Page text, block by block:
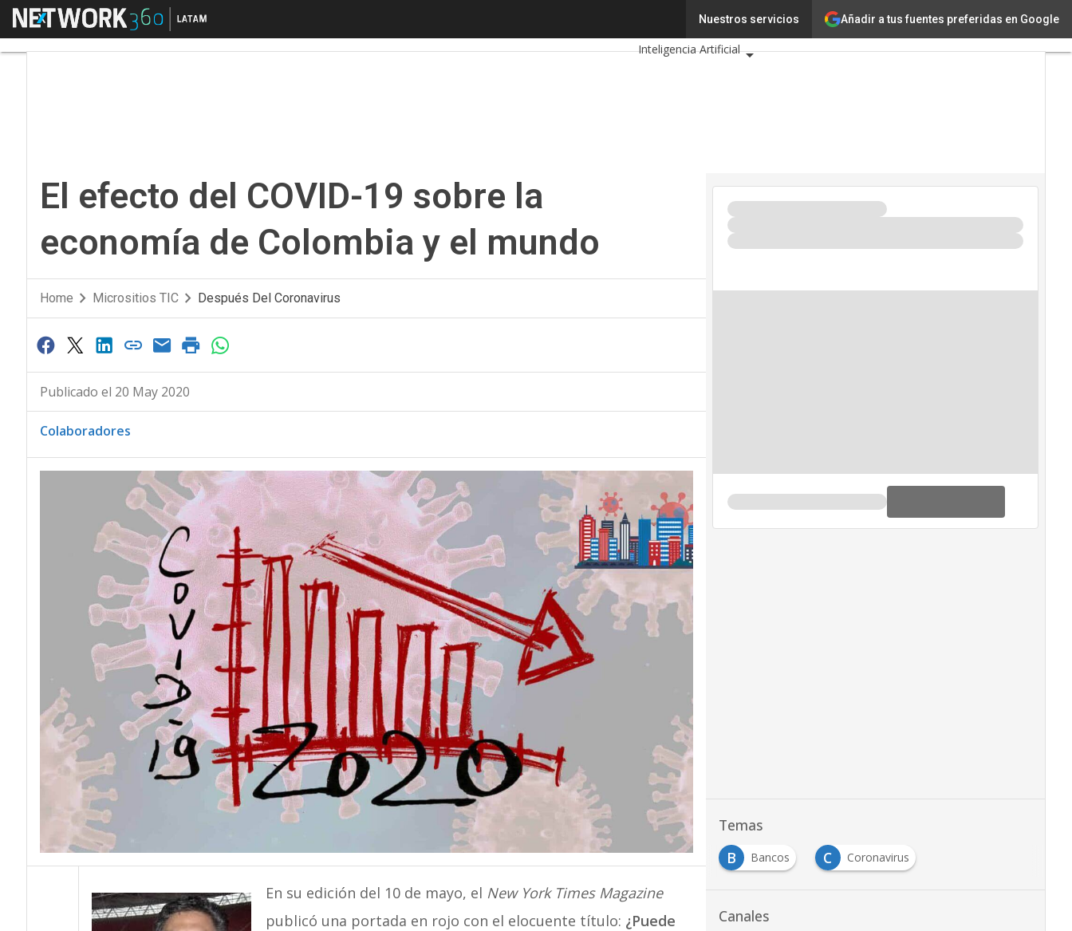
Añadir a tus fuentes preferidas en Google
Nuestros servicios
Menú Innovación
Ciencia
Inteligencia Artificial
El efecto del COVID-19 sobre la
economía de Colombia y el mundo
Home Micrositios TIC Después Del Coronavirus
Publicado el 20 May 2020
Colaboradores
En su edición del 10 de mayo, el New York Times Magazine
publicó una portada en rojo con el elocuente título: ¿Puede
Temas
B
Bancos C Coronavirus
Canales